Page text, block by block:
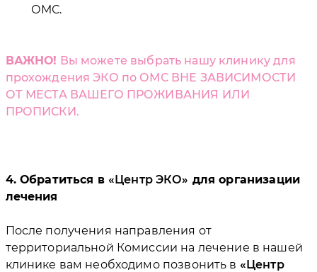
ОМС.
ВАЖНО! Вы можете выбрать нашу клинику для
прохождения ЭКО по ОМС ВНЕ ЗАВИСИМОСТИ
ОТ МЕСТА ВАШЕГО ПРОЖИВАНИЯ ИЛИ
ПРОПИСКИ.
4. Обратиться в Центр ЭКО
для организации
лечения
После получения направления от
территориальной Комиссии на лечение в нашей
клинике вам необходимо позвонить в
Центр